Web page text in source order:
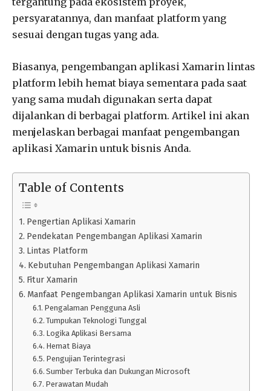
persyaratannya, dan manfaat platform yang
sesuai dengan tugas yang ada.
Biasanya, pengembangan aplikasi Xamarin lintas
platform lebih hemat biaya sementara pada saat
yang sama mudah digunakan serta dapat
dijalankan di berbagai platform. Artikel ini akan
menjelaskan berbagai manfaat pengembangan
aplikasi Xamarin untuk bisnis Anda.
Table of Contents
Pengertian Aplikasi Xamarin
Pendekatan Pengembangan Aplikasi Xamarin
Lintas Platform
Kebutuhan Pengembangan Aplikasi Xamarin
Fitur Xamarin
Manfaat Pengembangan Aplikasi Xamarin untuk Bisnis
Pengalaman Pengguna Asli
Tumpukan Teknologi Tunggal
Logika Aplikasi Bersama
Hemat Biaya
Pengujian Terintegrasi
Sumber Terbuka dan Dukungan Microsoft
Perawatan Mudah